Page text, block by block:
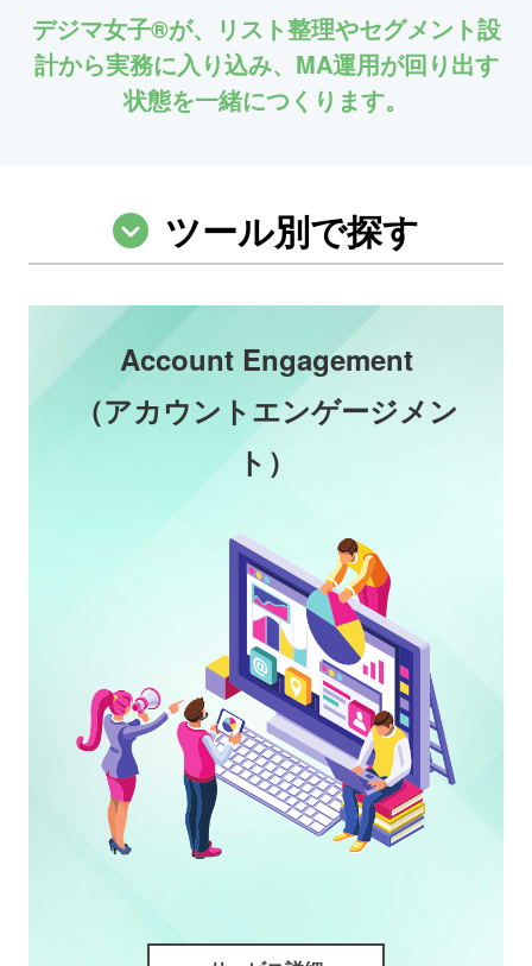
デジマ女子®が、リスト整理やセグメント設
計から実務に入り込み、MA運用が回り出す
状態を一緒につくります。
ツール別で探す
Account Engagement
（アカウントエンゲージメン
ト）